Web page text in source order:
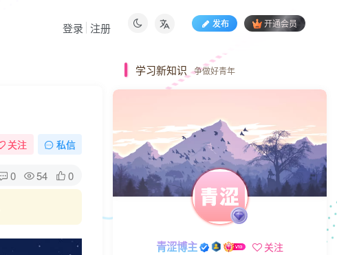
发布 开通会员
登录 注册
关注 私信
0 54 0
学习新知识 争做好青年
青涩博主 关注